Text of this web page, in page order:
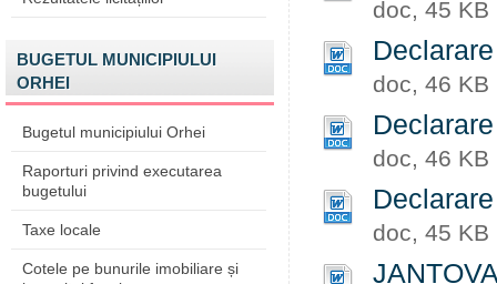
BUGETUL MUNICIPIULUI
ORHEI
Bugetul municipiului Orhei
Raporturi privind executarea
bugetului
Taxe locale
Cotele pe bunurile imobiliare și
doc, 45 KB
doc, 46 KB
doc, 46 KB
doc, 45 KB